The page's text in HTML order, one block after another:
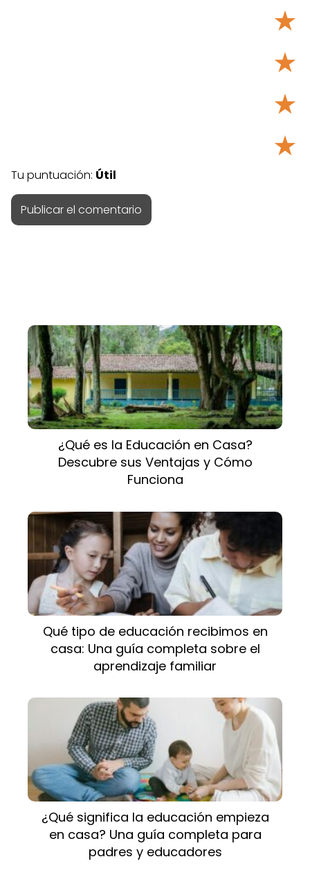
★
★
★
★
Tu puntuación: Útil
¿Qué es la Educación en Casa?
Descubre sus Ventajas y Cómo
Funciona
Qué tipo de educación recibimos en
casa: Una guía completa sobre el
aprendizaje familiar
¿Qué significa la educación empieza
en casa? Una guía completa para
padres y educadores